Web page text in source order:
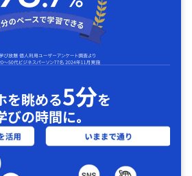
を眺める5分を
びの時間に｡